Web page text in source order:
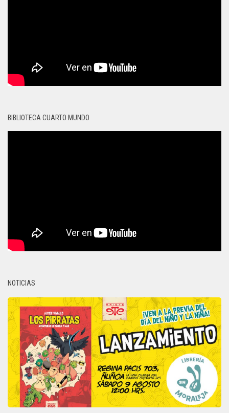
BIBLIOTECA CUARTO MUNDO
NOTICIAS